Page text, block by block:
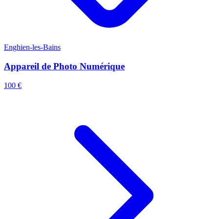
Enghien-les-Bains
Appareil de Photo Numérique
100 €